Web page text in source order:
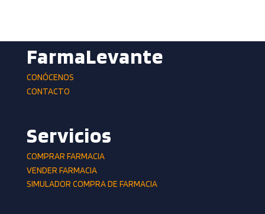
FarmaLevante
CONÓCENOS
CONTACTO
Servicios
COMPRAR FARMACIA
VENDER FARMACIA
SIMULADOR COMPRA DE FARMACIA